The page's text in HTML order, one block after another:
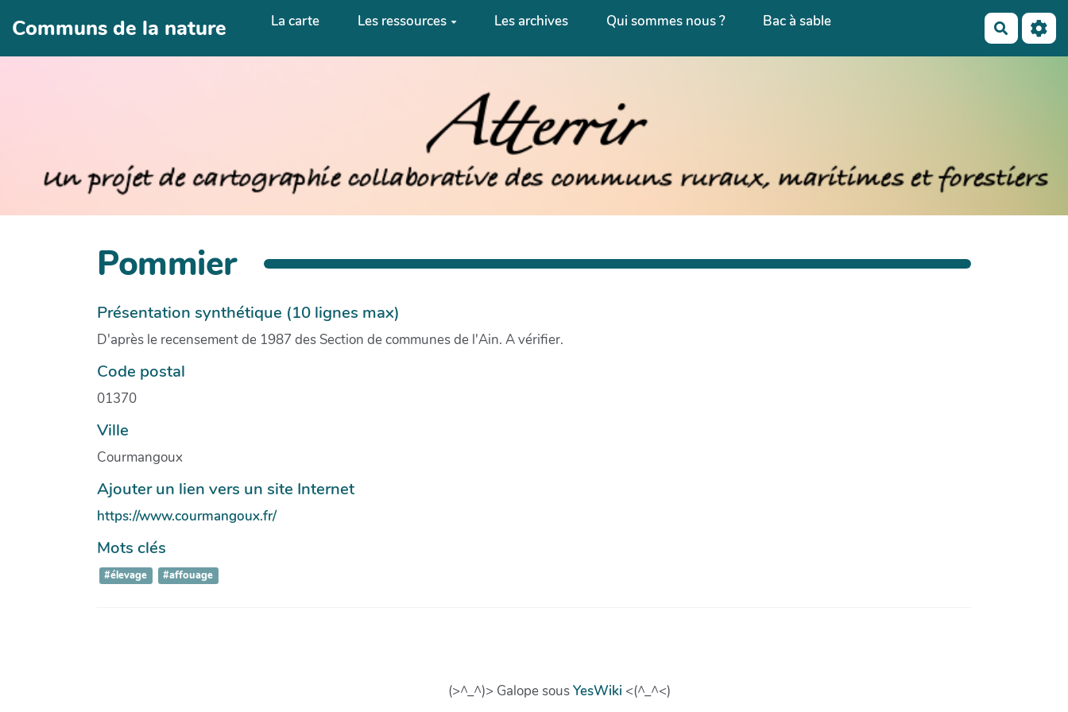
Aller au contenu principal
Communs de la nature La carte Les ressources Les archives Qui sommes nous ? Bac à sable
Pommier
Présentation synthétique (10 lignes max)
D'après le recensement de 1987 des Section de communes de l'Ain. A vérifier.
Code postal
01370
Ville
Courmangoux
Ajouter un lien vers un site Internet
https://www.courmangoux.fr/
Mots clés
#élevage #affouage
(>^_^)> Galope sousYesWiki <(^_^<)